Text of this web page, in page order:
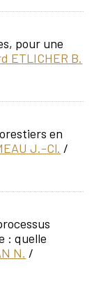
pour une
ETLICHER B.
en
J.-Cl. /
: quelle
N. /